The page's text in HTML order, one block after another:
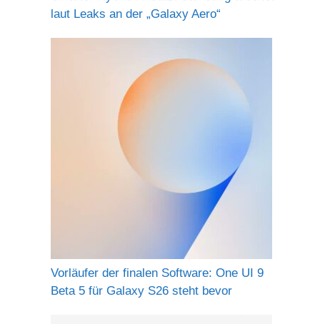
laut Leaks an der „Galaxy Aero“
Vorläufer der finalen Software: One UI 9
Beta 5 für Galaxy S26 steht bevor